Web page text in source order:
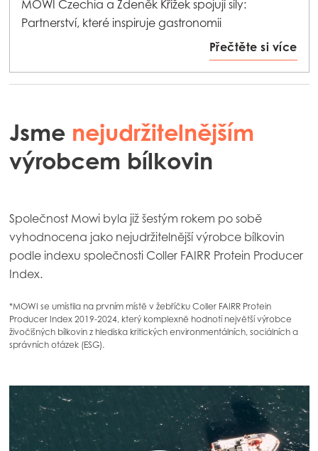
Společnost Mowi se již šestým rokem po sobě
umístila na prvním místě mezi výrobci živočišných
Jsmenejudržitelnějším
výrobcem bílkovin
Společnost Mowi byla již šestým rokem po sobě
vyhodnocena jako nejudržitelnější výrobce bílkovin
podle indexu společnosti Coller FAIRR Protein Producer
*MOWI se umístila na prvním místě v žebříčku Coller FAIRR Protein
Producer Index 2019-2024, který komplexně hodnotí největší výrobce
živočišných bílkovin z hlediska kritických environmentálních, sociálních a